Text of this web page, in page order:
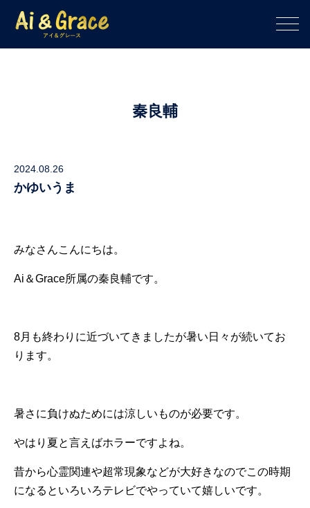
秦良輔
2024.08.26
かゆいうま
みなさんこんにちは。
Ai＆Grace所属の秦良輔です。
8月も終わりに近づいてきましたが暑い日々が続いてお
ります。
暑さに負けぬためには涼しいものが必要です。
やはり夏と言えばホラーですよね。
昔から心霊関連や超常現象などが大好きなのでこの時期
になるといろいろテレビでやっていて嬉しいです。